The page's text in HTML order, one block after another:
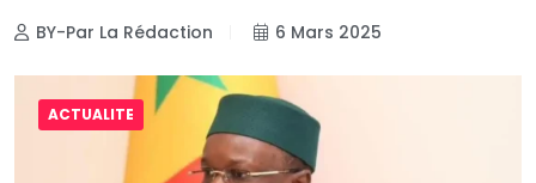
BY-Par La Rédaction 6 Mars 2025
ACTUALITE